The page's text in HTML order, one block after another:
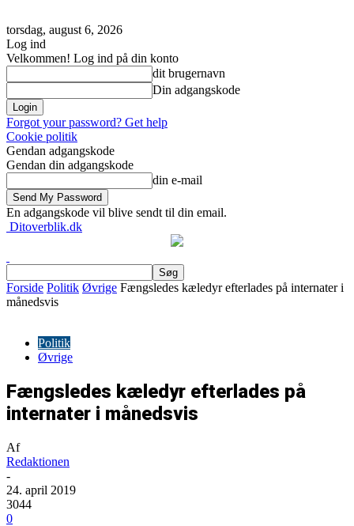
torsdag, august 6, 2026
Log ind
Velkommen! Log ind på din konto
dit brugernavn
Din adgangskode
Forgot your password? Get help
Cookie politik
Gendan adgangskode
Gendan din adgangskode
din e-mail
En adgangskode vil blive sendt til din email.
Ditoverblik.dk
Forside Politik Øvrige Fængsledes kæledyr efterlades på internater i
månedsvis
Politik
Øvrige
Fængsledes kæledyr efterlades på
internater i månedsvis
Af
Redaktionen
-
24. april 2019
3044
0